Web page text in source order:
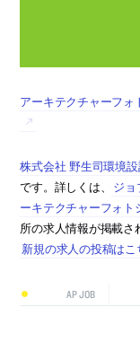
アーキテクチャーフ
株式会社 野生司環境
です。詳しくは、
ジョ
ーキテクチャーフォト
所の求人情報が掲載さ
新規の求人の投稿は
AP JOB